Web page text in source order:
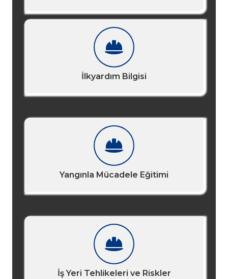
İlkyardım Bilgisi
Yangınla Mücadele Eğitimi
İş Yeri Tehlikeleri ve Riskler